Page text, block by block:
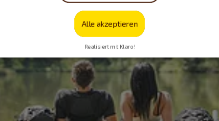
Alle akzeptieren
Realisiert mit Klaro!